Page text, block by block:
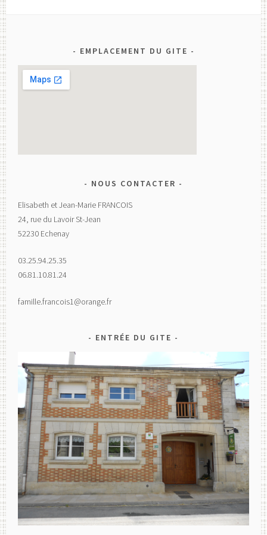
EMPLACEMENT DU GITE
NOUS CONTACTER
Elisabeth et Jean-Marie FRANCOIS
24, rue du Lavoir St-Jean
52230 Echenay
03.25.94.25.35
06.81.10.81.24
famille.francois1@orange.fr
ENTRÉE DU GITE